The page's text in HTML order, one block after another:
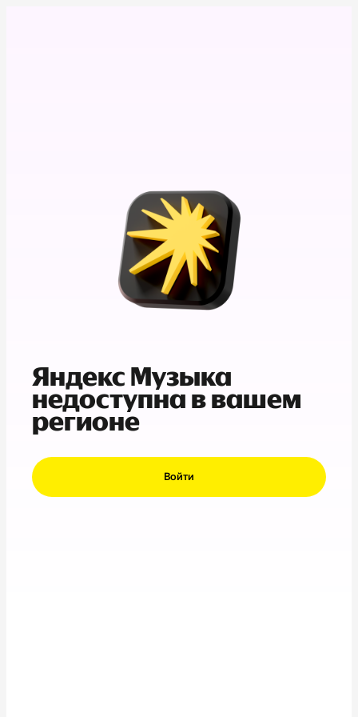
Яндекс Музыка
недоступна в вашем
регионе
Войти